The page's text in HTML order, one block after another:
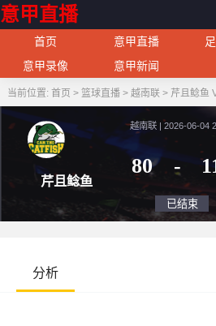
意甲直播
首页 意甲直播
意甲录像
意甲新闻
当前位置: 首页 > 篮球直播> 越南联> 芹且鲶鱼
芹且鲶鱼
越南联 |
80
分析